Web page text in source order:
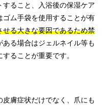
ること、入浴後の保湿ケア
ム手袋を使用することが有
せる大きな要因であるため禁
ある場合はジェルネイル等も
ることが重要です。
膚症状だけでなく、爪にも